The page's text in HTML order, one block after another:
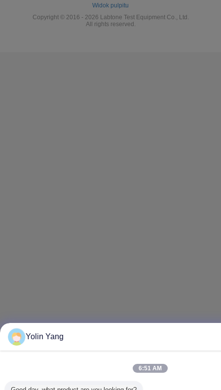
Widok pulpitu
Copyright © 2016 - 2026 Labtone Test Equipment Co., Ltd.
All rights reserved.
Yolin Yang
6:51 AM